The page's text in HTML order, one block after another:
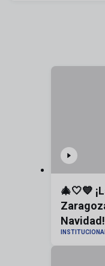
🎄🤍💙
Navidad!